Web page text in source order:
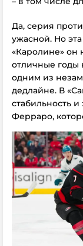
Да, серия
ужасной. Но
«Каролине» он
отличные годы
одним из
дедлайне. В
стабильность
Ферраро,